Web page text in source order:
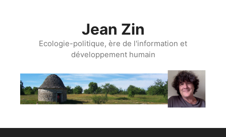
Jean Zin
Ecologie-politique, ère de l'information et
développement humain